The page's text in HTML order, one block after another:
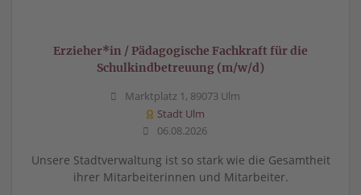
Erzieher*in / Pädagogische Fachkraft für die
Schulkindbetreuung (m/w/d)
Marktplatz 1, 89073 Ulm
Stadt Ulm
06.08.2026
Unsere Stadtverwaltung ist so stark wie die Gesamtheit
ihrer Mitarbeiterinnen und Mitarbeiter.